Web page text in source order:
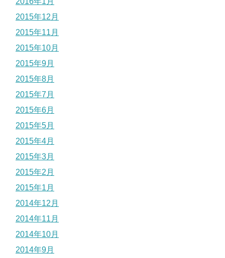
2015年12月
2015年11月
2015年10月
2015年9月
2015年8月
2015年7月
2015年6月
2015年5月
2015年4月
2015年3月
2015年2月
2015年1月
2014年12月
2014年11月
2014年10月
2014年9月